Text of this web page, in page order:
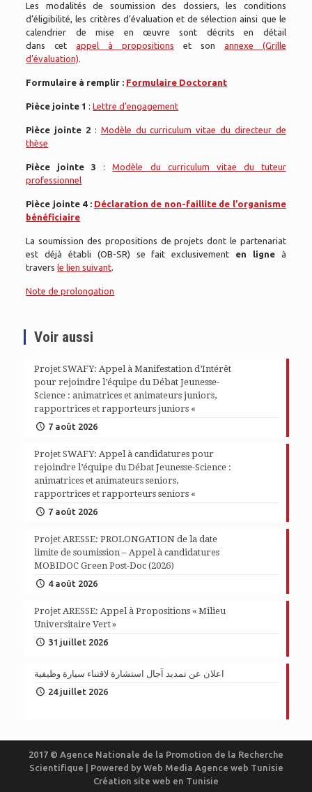
Les modalités de soumission des dossiers, les conditions
d’éligibilité, les critères d’évaluation et de sélection ainsi que le
calendrier de mise en œuvre sont décrits en détail
dans cetappel à propositions et son annexe (Grille
d’évaluation).
Formulaire à remplir : Formulaire Doctorant
Pièce jointe 1 :Lettre d’engagement
Pièce jointe 2: Modèle du curriculum vitae du directeur de
thèse
Pièce jointe 3 :Modèle du curriculum vitae du tuteur
professionnel
Pièce jointe 4 : Déclaration de non-faillite de l’organisme
bénéficiaire
La soumission des propositions de projets dont le partenariat
est déjà établi (OB-SR) se fait exclusivement en ligneà
travers le lien suivant.
Note de prolongation
Voir aussi
Projet SWAFY: Appel à Manifestation d’Intérêt
pour rejoindre l’équipe du Débat Jeunesse-
Science : animatrices et animateurs juniors,
rapportrices et rapporteurs juniors «
7 août 2026
Projet SWAFY: Appel à candidatures pour
rejoindre l’équipe du Débat Jeunesse-Science :
animatrices et animateurs seniors,
rapportrices et rapporteurs seniors «
7 août 2026
Projet ARESSE: PROLONGATION de la date
limite de soumission – Appel à candidatures
MOBIDOC Green Post-Doc (2026)
4 août 2026
Projet ARESSE: Appel à Propositions « Milieu
Universitaire Vert »
31 juillet 2026
اعلان عن تمديد آجال استشارة لاقتناء سيارة وظيفية
24 juillet 2026
2017 © Agence Nationale de la Promotion de la Recherche
Scientifique | Powered by Web Media Agence web Tunisie
Création site web en Tunisie